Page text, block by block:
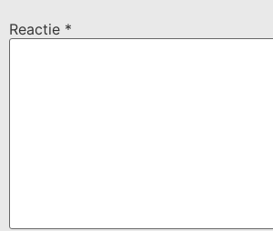
Reactie *